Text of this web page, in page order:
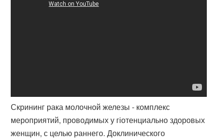
Скрининг рака молочной железы - комплекс
мероприятий, проводимых у гіотенциально здоровых
женщин, с целью раннего. Доклинического